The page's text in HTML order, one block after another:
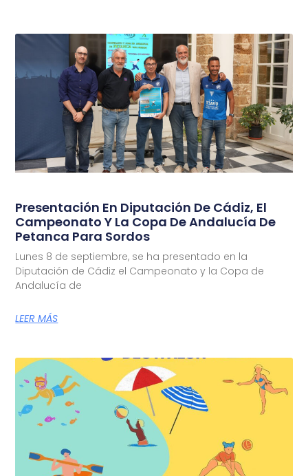
Presentación En Diputación De Cádiz, El
Campeonato Y La Copa De Andalucía De
Petanca Para Sordos
Lunes 8 de septiembre, se ha presentado en la
Diputación de Cádiz el Campeonato y la Copa de
Andalucía de
LEER MÁS